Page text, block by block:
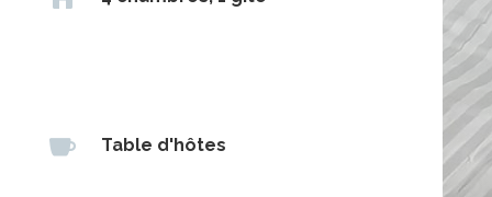
 Table d'hôtes